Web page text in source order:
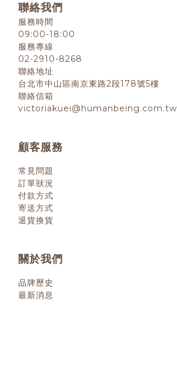
聯絡我們
服務時間
09:00-18:00
服務專線
02-2910-8268
聯絡地址
台北市中山區南京東路2段178號5樓
聯絡信箱
victoriakuei@humanbeing.com.tw
顧客服務
常見問題
訂單狀況
付款方式
寄送方式
退貨換貨
關於我們
品牌歷史
最新消息